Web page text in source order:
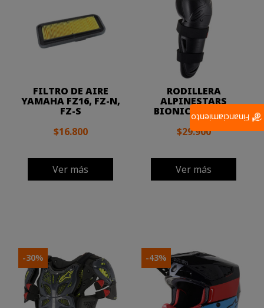
FILTRO DE AIRE
YAMAHA FZ16, FZ-N,
FZ-S
$16.800
Ver más
RODILLERA
ALPINESTARS
BIONIC ACTION
$29.900
Ver más
-30% -43%
Financiamiento